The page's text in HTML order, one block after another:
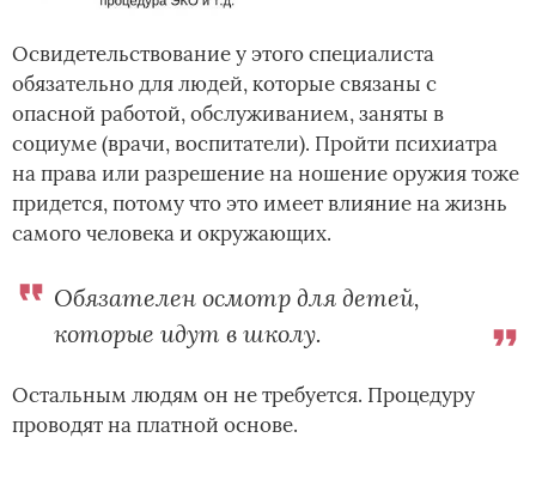
Освидетельствование у этого специалиста
обязательно для людей, которые связаны с
опасной работой, обслуживанием, заняты в
социуме (врачи, воспитатели). Пройти психиатра
на права или разрешение на ношение оружия тоже
придется, потому что это имеет влияние на жизнь
самого человека и окружающих.
Обязателен осмотр для детей,
которые идут в школу.
Остальным людям он не требуется. Процедуру
проводят на платной основе.